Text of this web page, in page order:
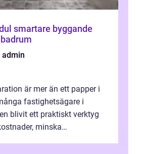
admin
är mer än ett papper i
fastighetsägare i
blivit ett praktiskt verktyg
minska